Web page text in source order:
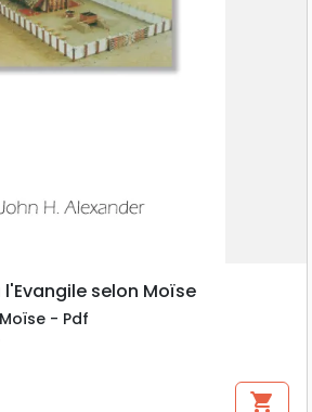
selon Moïse
- Pdf
shopping_cart